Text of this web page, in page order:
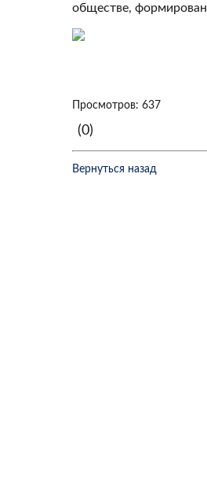
обществе,
Просмотров: 637
(0)
Вернуться назад